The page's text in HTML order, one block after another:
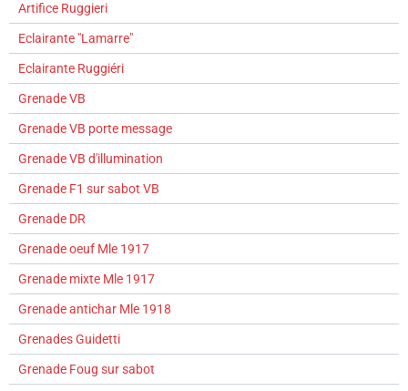
Artifice Ruggieri
Eclairante "Lamarre"
Eclairante Ruggiéri
Grenade VB
Grenade VB porte message
Grenade VB d'illumination
Grenade F1 sur sabot VB
Grenade DR
Grenade oeuf Mle 1917
Grenade mixte Mle 1917
Grenade antichar Mle 1918
Grenades Guidetti
Grenade Foug sur sabot